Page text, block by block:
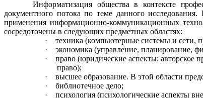
Информатизация общества в контексте про
документного потока по теме данного
применения информационно-коммуникационных
сосредоточены в следующих предметных областях:
·
техника (компьютерные системы и сети,
·
экономика (управление, планирование,
·
право (юридические аспекты: авторское
право);
·
высшее образование. В этой области
·
библиотечное дело;
·
психология (психологические аспекты